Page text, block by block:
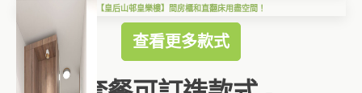
【皇后山邨皇樂樓】間房櫃和直翻床用盡空間！
查看更多款式